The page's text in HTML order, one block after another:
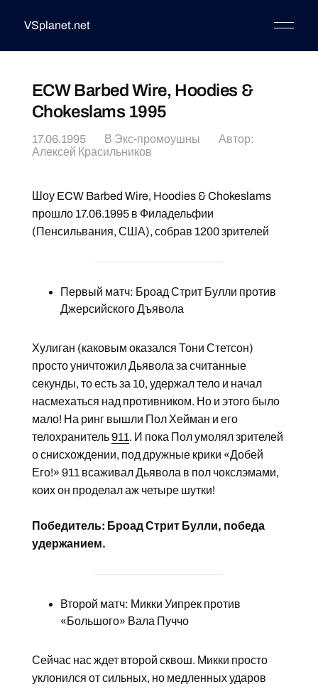
VSplanet.net
ECW Barbed Wire, Hoodies &
Chokeslams 1995
17.06.1995 В Экс-промоушны
Автор:
Алексей Красильников
Шоу ECW Barbed Wire, Hoodies & Chokeslams
прошло 17.06.1995 в Филадельфии
(Пенсильвания, США), собрав 1200 зрителей
Первый матч: Броад Стрит Булли против
Джерсийского Дъявола
Хулиган (каковым оказался Тони Стетсон)
просто уничтожил Дьявола за считанные
секунды, то есть за 10, удержал тело и начал
насмехаться над противником. Но и этого было
мало! На ринг вышли Пол Хейман и его
телохранитель911. И пока Пол умолял зрителей
о снисхождении, под дружные крики «Добей
Его!» 911 всаживал Дьявола в пол чокслэмами,
коих он проделал аж четыре шутки!
Победитель: Броад Стрит Булли, победа
удержанием.
Второй матч: Микки Уипрек против
«Большого» Вала Пуччо
Сейчас нас ждет второй сквош. Микки просто
уклонился от сильных, но медленных ударов